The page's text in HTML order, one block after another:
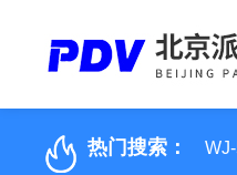
热门搜索：